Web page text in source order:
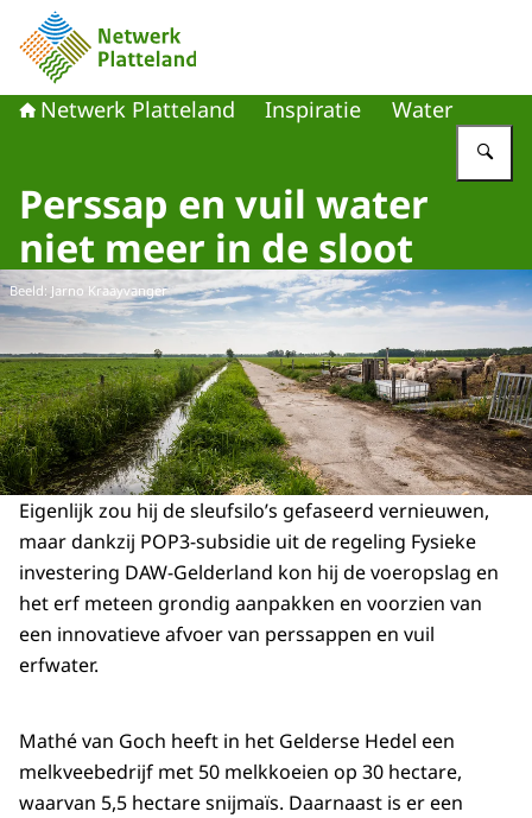
Naar de homepage van Netwerk Platteland
Netwerk Platteland Inspiratie Water
Perssap en vuil water
niet meer in de sloot
Beeld: Jarno Kraayvanger
Eigenlijk zou hij de sleufsilo’s gefaseerd vernieuwen,
maar dankzij POP3-subsidie uit de regeling Fysieke
investering DAW-Gelderland kon hij de voeropslag en
het erf meteen grondig aanpakken en voorzien van
een innovatieve afvoer van perssappen en vuil
erfwater.
Mathé van Goch heeft in het Gelderse Hedel een
melkveebedrijf met 50 melkkoeien op 30 hectare,
waarvan 5,5 hectare snijmaïs. Daarnaast is er een